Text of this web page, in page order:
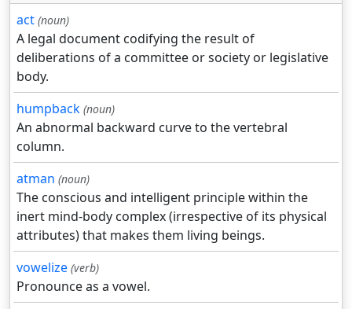
act (noun)
A legal document codifying the result of
deliberations of a committee or society or legislative
body.
humpback (noun)
An abnormal backward curve to the vertebral
column.
atman (noun)
The conscious and intelligent principle within the
inert mind-body complex (irrespective of its physical
attributes) that makes them living beings.
vowelize (verb)
Pronounce as a vowel.